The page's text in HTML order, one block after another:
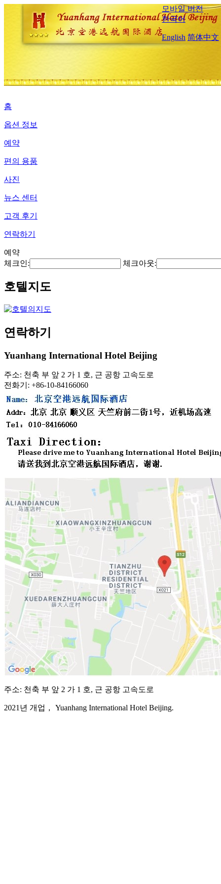
모바일 버전
한국어
English 简体中文
홈
옵션 정보
예약
편의 용품
사진
뉴스 센터
고객 후기
연락하기
예약
체크인:
체크아웃:
호텔지도
연락하기
Yuanhang International Hotel Beijing
주소: 천축 부 앞 2 가 1 호, 근 공항 고속도로
전화기: +86-10-84166060
주소: 천축 부 앞 2 가 1 호, 근 공항 고속도로
2021년 개업， Yuanhang International Hotel Beijing.